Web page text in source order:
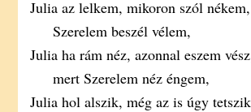
Julia az lelkem, mikoron szól nékem,
Szerelem beszél vélem,
Julia ha rám néz, azonnal eszem
mert Szerelem néz éngem,
Julia hol alszik, még az is úgy